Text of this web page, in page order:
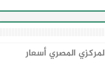
المصري أسعار